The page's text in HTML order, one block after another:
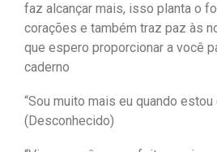
faz alcançar mais, isso planta o
corações e também traz paz às
que espero proporcionar a você
caderno
“Sou muito mais eu quando estou
(Desconhecido)